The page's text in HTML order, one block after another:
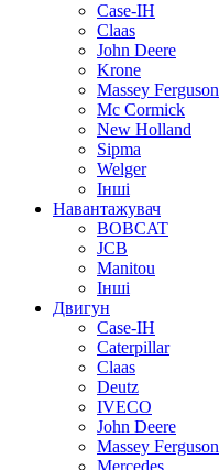
Case-IH
Claas
John Deere
Krone
Massey Ferguson
Mc Cormick
New Holland
Sipma
Welger
Інші
Навантажувач
BOBCAT
JCB
Manitou
Інші
Двигун
Case-IH
Caterpillar
Claas
Deutz
IVECO
John Deere
Massey Ferguson